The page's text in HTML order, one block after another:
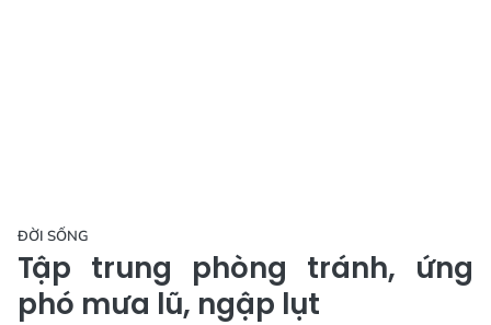
ĐỜI SỐNG
Tập trung phòng tránh, ứng
phó mưa lũ, ngập lụt